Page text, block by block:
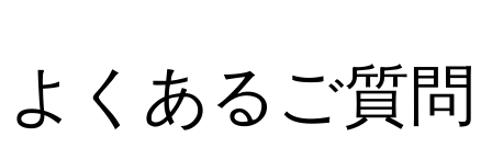
よくあるご質問